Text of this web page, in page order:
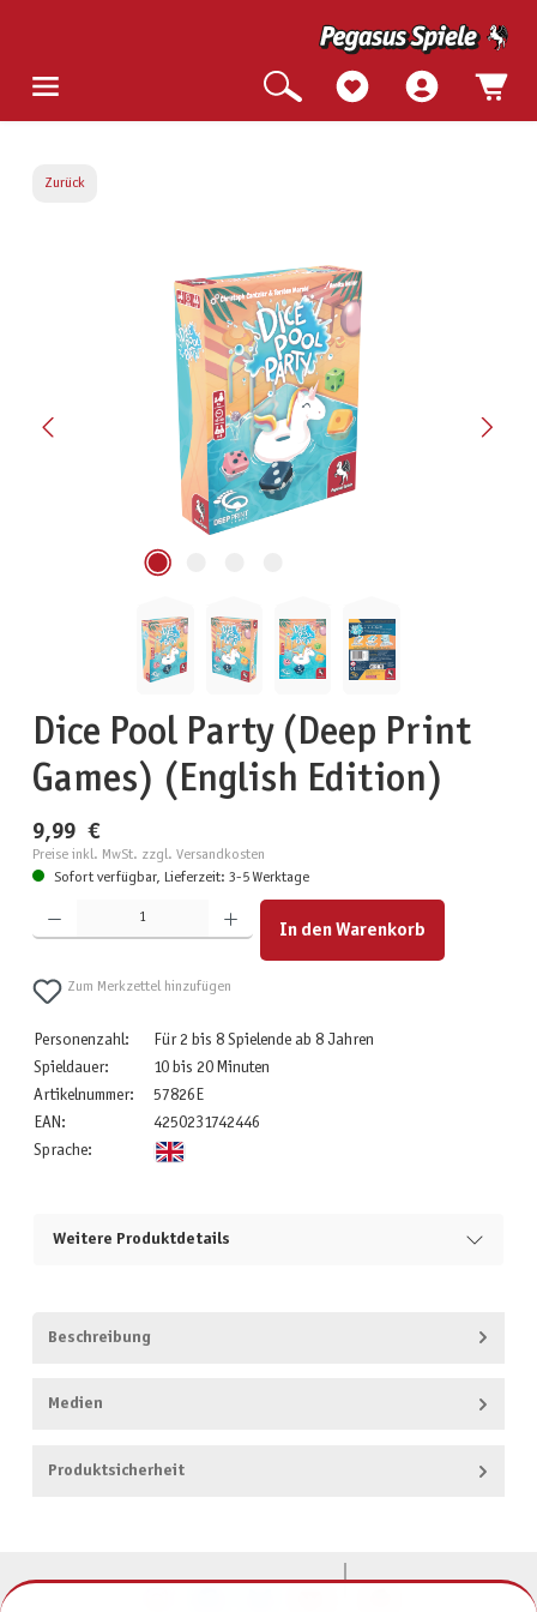
Zurück
Bildergalerie überspringen
Dice Pool Party (Deep Print
Games) (English Edition)
9,99 €
Preise inkl. MwSt. zzgl. Versandkosten
Sofort verfügbar, Lieferzeit: 3-5 Werktage
Produkt Anzahl: Gib den gewünschten Wert ein oder benutze die Schaltflächen um die Anzahl zu
In den Warenkorb
Zum Merkzettel hinzufügen
Personenzahl:
Für 2 bis 8 Spielende ab 8 Jahren
Spieldauer:
10 bis 20 Minuten
Artikelnummer:
57826E
EAN:
4250231742446
Sprache:
Weitere Produktdetails
Beschreibung
Medien
Produktsicherheit